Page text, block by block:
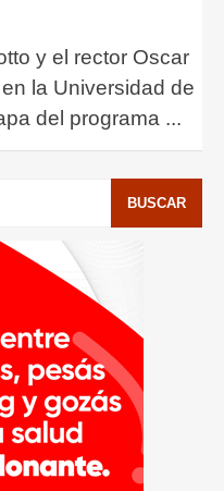
y el rector Oscar
la Universidad de
del programa ...